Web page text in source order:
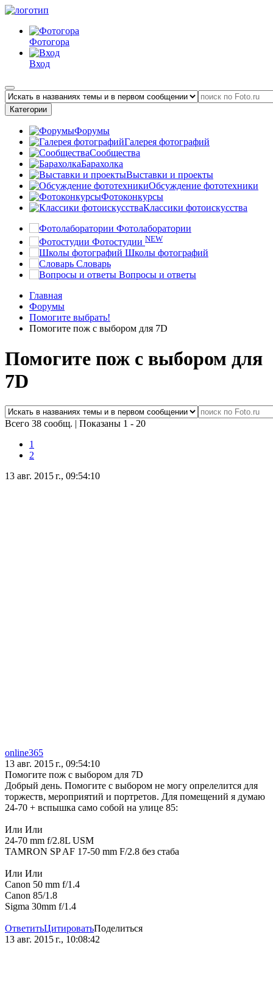
Фотогора
Вход
Категории
Форумы
Галерея фотографий
Сообщества
Барахолка
Выставки и проекты
Обсуждение фототехники
Фотоконкурсы
Классики фотоискусства
Фотолаборатории
Фотостудии NEW
Школы фотографий
Словарь
Вопросы и ответы
Главная
Форумы
Помогите выбрать!
Помогите пож с выбором для 7D
Помогите пож с выбором для
7D
Всего 38 сообщ. | Показаны 1 - 20
1
2
13 авг. 2015 г., 09:54:10
online365
13 авг. 2015 г., 09:54:10
Помогите пож с выбором для 7D
Добрый день. Помогите с выбором не могу опрелелится для
торжеств, мероприятий и портретов. Для помещений я думаю
24-70 + вспышка само собой на улице 85:
Или Или
24-70 mm f/2.8L USM
TAMRON SP AF 17-50 mm F/2.8 без стаба
Или Или
Canon 50 mm f/1.4
Canon 85/1.8
Sigma 30mm f/1.4
ОтветитьЦитироватьПоделиться
13 авг. 2015 г., 10:08:42